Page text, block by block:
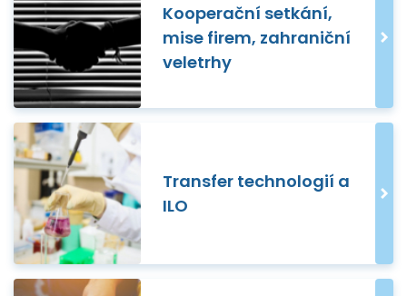
Kooperační setkání,
mise firem, zahraniční
veletrhy
Transfer technologií a
ILO